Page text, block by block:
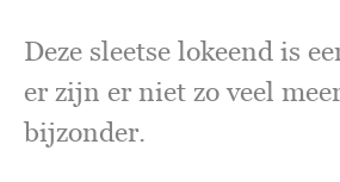
Deze sleetse lokeend is
er zijn er niet zo veel
bijzonder.